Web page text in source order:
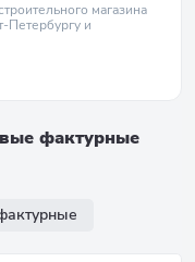
магазина
Петербургу и
фактурные